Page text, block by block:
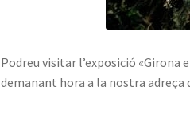
Podreu visitar l’exposició «Girona
demanant hora a la nostra adreça